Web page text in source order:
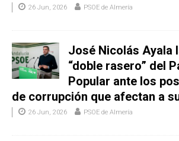
26 Jun, 2026 PSOE de Almería
José Nicolás Ayala
“doble rasero” del
Popular ante los
de corrupción que afectan a
26 Jun, 2026 PSOE de Almería